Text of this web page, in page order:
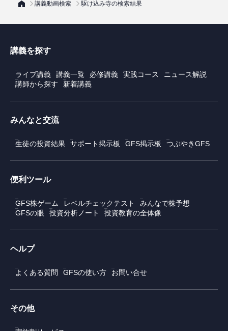
講義動画検索 駆け込み寺の検索結果
講義を探す
ライブ講義 講義一覧 必修講義 実践コース
ニュース解説
講師から探す
新着講義
みんなと交流
生徒の投資結果 サポート掲示板 GFS掲示板 つぶやきGFS
便利ツール
GFS株ゲーム レベルチェックテスト
みんなで株予想
GFSの眼
投資分析ノート 投資教育の全体像
ヘルプ
よくある質問 GFSの使い方 お問い合せ
その他